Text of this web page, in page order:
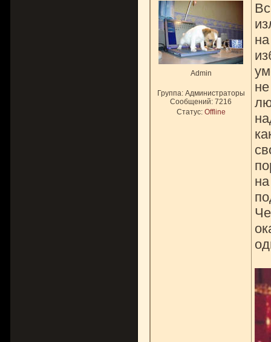
Admin
Группа: Администраторы
Сообщений: 7216
Статус: Offline